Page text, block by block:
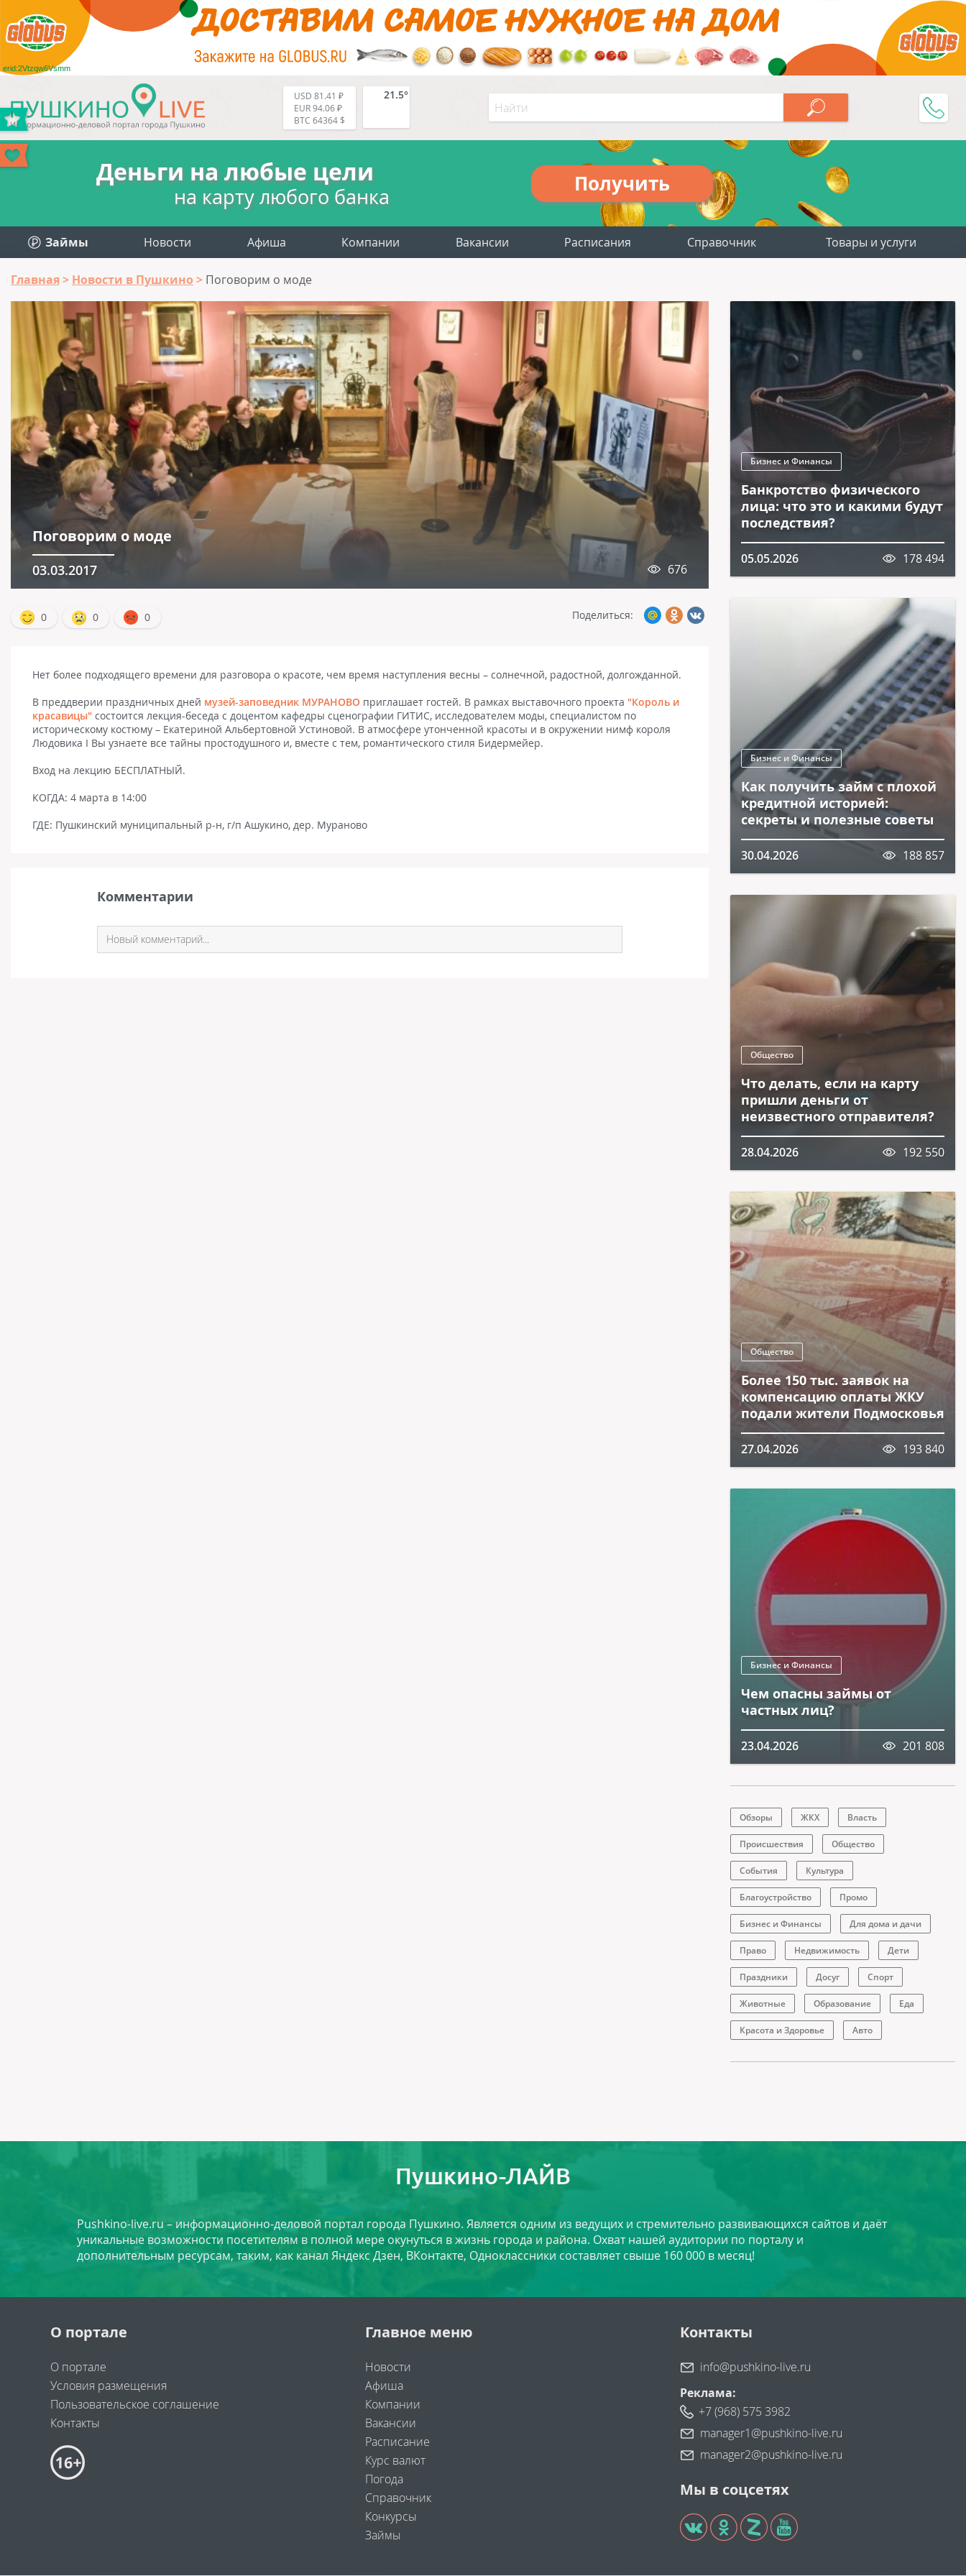
erid:2Vtzqw6Vsmm
USD 81.41 ₽
EUR 94.06 ₽
BTC 64364 $
21.5°
Деньги на любые цели
на карту любого банка
Получить
Займы Новости Афиша Компании Вакансии Расписания Справочник Товары и услуги
Главная Новости в Пушкино Поговорим о моде
Поговорим о моде
03.03.2017 676
0 0 0 Поделиться:
Нет более подходящего времени для разговора о красоте, чем время наступления весны – солнечной, радостной, долгожданной.
В преддверии праздничных дней музей-заповедник МУРАНОВО приглашает гостей. В рамках выставочного проекта "Король и
красавицы" состоится лекция-беседа с доцентом кафедры сценографии ГИТИС, исследователем моды, специалистом по
историческому костюму – Екатериной Альбертовной Устиновой. В атмосфере утонченной красоты и в окружении нимф короля
Людовика I Вы узнаете все тайны простодушного и, вместе с тем, романтического стиля Бидермейер.
Вход на лекцию БЕСПЛАТНЫЙ.
КОГДА: 4 марта в 14:00
ГДЕ: Пушкинский муниципальный р-н, г/п Ашукино, дер. Мураново
Комментарии
Бизнес и Финансы
Банкротство физического
лица: что это и какими будут
последствия?
05.05.2026 178 494
Бизнес и Финансы
Как получить займ с плохой
кредитной историей:
секреты и полезные советы
30.04.2026 188 857
Общество
Что делать, если на карту
пришли деньги от
неизвестного отправителя?
28.04.2026 192 550
Общество
Более 150 тыс. заявок на
компенсацию оплаты ЖКУ
подали жители Подмосковья
27.04.2026 193 840
Бизнес и Финансы
Чем опасны займы от
частных лиц?
23.04.2026 201 808
Обзоры ЖКХ Власть
Происшествия Общество
События Культура
Благоустройство Промо
Бизнес и Финансы Для дома и дачи
Право Недвижимость Дети
Праздники Досуг Спорт
Животные Образование Еда
Красота и Здоровье Авто
Пушкино-ЛАЙВ
Pushkino-live.ru – информационно-деловой портал города Пушкино. Является одним из ведущих и стремительно развивающихся сайтов и даёт
уникальные возможности посетителям в полной мере окунуться в жизнь города и района. Охват нашей аудитории по порталу и
дополнительным ресурсам, таким, как канал Яндекс Дзен, ВКонтакте, Одноклассники составляет свыше 160 000 в месяц!
О портале
О портале
Условия размещения
Пользовательское соглашение
Контакты
Главное меню
Новости
Афиша
Компании
Вакансии
Расписание
Курс валют
Погода
Справочник
Конкурсы
Займы
Контакты
info@pushkino-live.ru
Реклама:
+7 (968) 575 3982
manager1@pushkino-live.ru
manager2@pushkino-live.ru
Мы в соцсетях